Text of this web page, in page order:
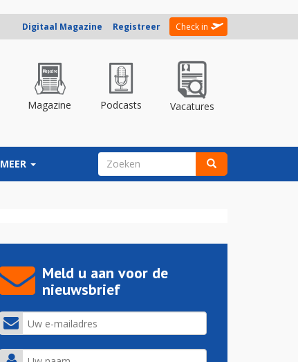
Digitaal Magazine Registreer Check in
Magazine Podcasts Vacatures
MEER ZOEKVELD
Meld u aan voor de
nieuwsbrief